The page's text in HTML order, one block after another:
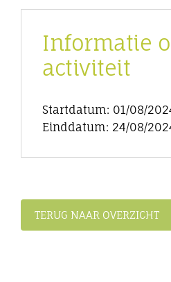
Informatie
activiteit
Startdatum: 01/08/
Einddatum: 24/08/
TERUG NAAR OVERZICHT